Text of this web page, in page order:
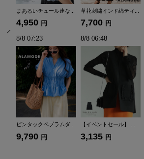
【イベントセール】 ...
3,344
8/8 06:48
【低身長さんサイズ対...
3,300
【低身長さんサイズ対...
3,300
8/8 06:48
【イベントセール】 ...
3,025